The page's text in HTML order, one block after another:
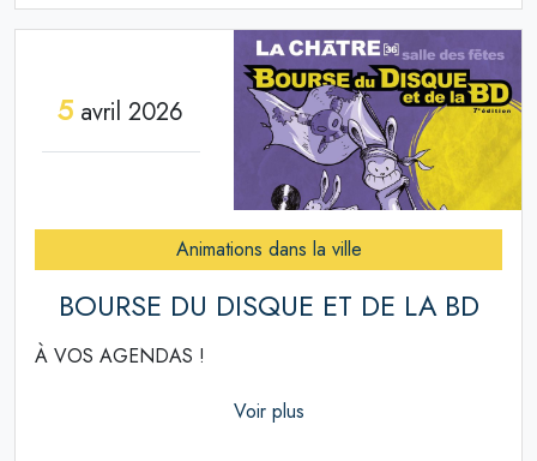
5 avril 2026
Animations dans la ville
BOURSE DU DISQUE ET DE LA BD
À VOS AGENDAS !
Voir plus